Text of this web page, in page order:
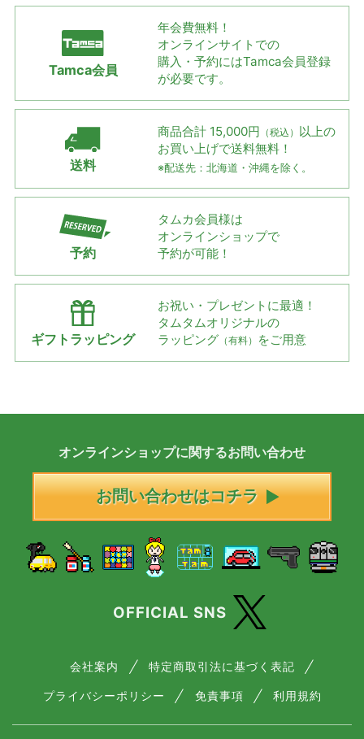
Tamca会員
年会費無料！
オンラインサイトでの
購入・予約にはTamca会員登録
が必要です。
送料
商品合計 15,000円 （税込） 以上の
お買い上げで送料無料！
※配送先：北海道・沖縄を除く。
予約
タムカ会員様は
オンラインショップで
予約が可能！
ギフトラッピング
お祝い・プレゼントに最適！
タムタムオリジナルの
ラッピング （有料） をご用意
オンラインショップに関するお問い合わせ
お問い合わせはコチラ
OFFICIAL SNS
会社案内 特定商取引法に基づく表記
プライバシーポリシー 免責事項 利用規約